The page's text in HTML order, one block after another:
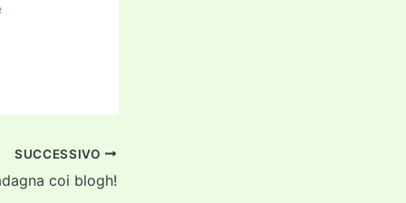
SUCCESSIVO
coi blogh!